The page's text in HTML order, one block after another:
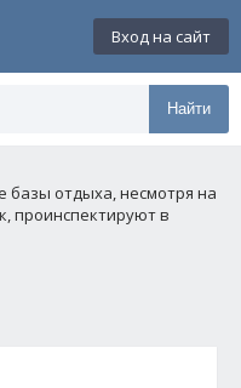
Вход на сайт
Найти
базы отдыха, несмотря на
проинспектируют в